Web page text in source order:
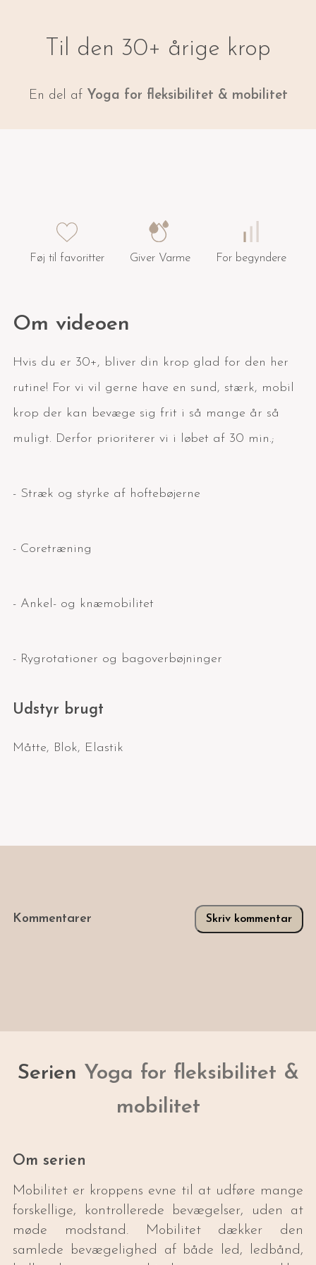
Til den 30+ årige krop
En del af Yoga for fleksibilitet & mobilitet
Føj til favoritter Giver Varme For begyndere
Om videoen
Hvis du er 30+, bliver din krop glad for den her
rutine! For vi vil gerne have en sund, stærk, mobil
krop der kan bevæge sig frit i så mange år så
muligt. Derfor prioriterer vi i løbet af 30 min.;
- Stræk og styrke af hoftebøjerne
- Coretræning
- Ankel- og knæmobilitet
- Rygrotationer og bagoverbøjninger
Udstyr brugt
Måtte, Blok, Elastik
Kommentarer Skriv kommentar
Serien Yoga for fleksibilitet &
mobilitet
Om serien
Mobilitet er kroppens evne til at udføre mange
forskellige, kontrollerede bevægelser, uden at
møde modstand. Mobilitet dækker den
samlede bevægelighed af både led, ledbånd,